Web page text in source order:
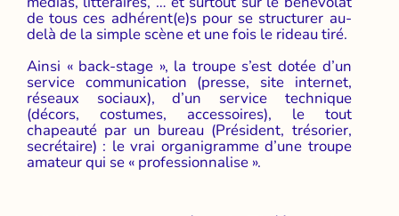
de tous ces adhérent(e)s pour se structurer au-
delà de la simple scène et une fois le rideau tiré.
Ainsi « back-stage », la troupe s’est dotée d’un
service communication (presse, site internet,
réseaux sociaux), d’un service technique
(décors, costumes, accessoires), le tout
chapeauté par un bureau (Président, trésorier,
secrétaire) : le vrai organigramme d’une troupe
amateur qui se « professionnalise ».